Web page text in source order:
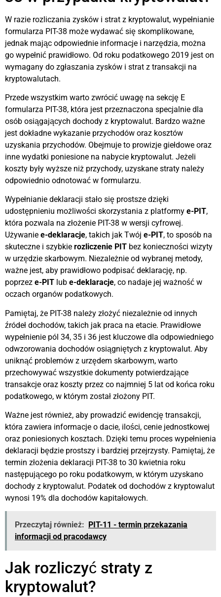
W razie rozliczania zysków i strat z kryptowalut, wypełnianie
formularza PIT-38 może wydawać się skomplikowane,
jednak mając odpowiednie informacje i narzędzia, można
go wypełnić prawidłowo. Od roku podatkowego 2019 jest on
wymagany do zgłaszania zysków i strat z transakcji na
kryptowalutach.
Przede wszystkim warto zwrócić uwagę na sekcję E
formularza PIT-38, która jest przeznaczona specjalnie dla
osób osiągających dochody z kryptowalut. Bardzo ważne
jest dokładne wykazanie przychodów oraz kosztów
uzyskania przychodów. Obejmuje to prowizje giełdowe oraz
inne wydatki poniesione na nabycie kryptowalut. Jeżeli
koszty były wyższe niż przychody, uzyskane straty należy
odpowiednio odnotować w formularzu.
Wypełnianie deklaracji stało się prostsze dzięki
udostępnieniu możliwości skorzystania z platformy e-PIT,
która pozwala na złożenie PIT-38 w wersji cyfrowej.
Używanie e-deklaracje, takich jak Twój e-PIT, to sposób na
skuteczne i szybkie rozliczenie PIT bez konieczności wizyty
w urzędzie skarbowym. Niezależnie od wybranej metody,
ważne jest, aby prawidłowo podpisać deklarację, np.
poprzez e-PIT lub e-deklaracje, co nadaje jej ważność w
oczach organów podatkowych.
Pamiętaj, że PIT-38 należy złożyć niezależnie od innych
źródeł dochodów, takich jak praca na etacie. Prawidłowe
wypełnienie pól 34, 35 i 36 jest kluczowe dla odpowiedniego
odwzorowania dochodów osiągniętych z kryptowalut. Aby
uniknąć problemów z urzędem skarbowym, warto
przechowywać wszystkie dokumenty potwierdzające
transakcje oraz koszty przez co najmniej 5 lat od końca roku
podatkowego, w którym został złożony PIT.
Ważne jest również, aby prowadzić ewidencję transakcji,
która zawiera informacje o dacie, ilości, cenie jednostkowej
oraz poniesionych kosztach. Dzięki temu proces wypełnienia
deklaracji będzie prostszy i bardziej przejrzysty. Pamiętaj, że
termin złożenia deklaracji PIT-38 to 30 kwietnia roku
następującego po roku podatkowym, w którym uzyskano
dochody z kryptowalut. Podatek od dochodów z kryptowalut
wynosi 19% dla dochodów kapitałowych.
Przeczytaj również:
PIT-11 - termin przekazania
informacji od pracodawcy
Jak rozliczyć straty z
kryptowalut?